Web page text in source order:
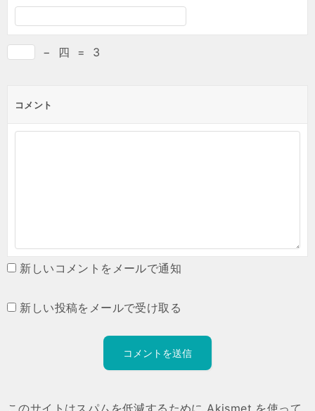
− 四 = 3
コメント
新しいコメントをメールで通知
新しい投稿をメールで受け取る